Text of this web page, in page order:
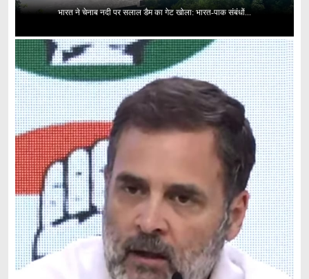
भारत ने चेनाब नदी पर सलाल डैम का गेट खोला: भारत-पाक संबंधों...